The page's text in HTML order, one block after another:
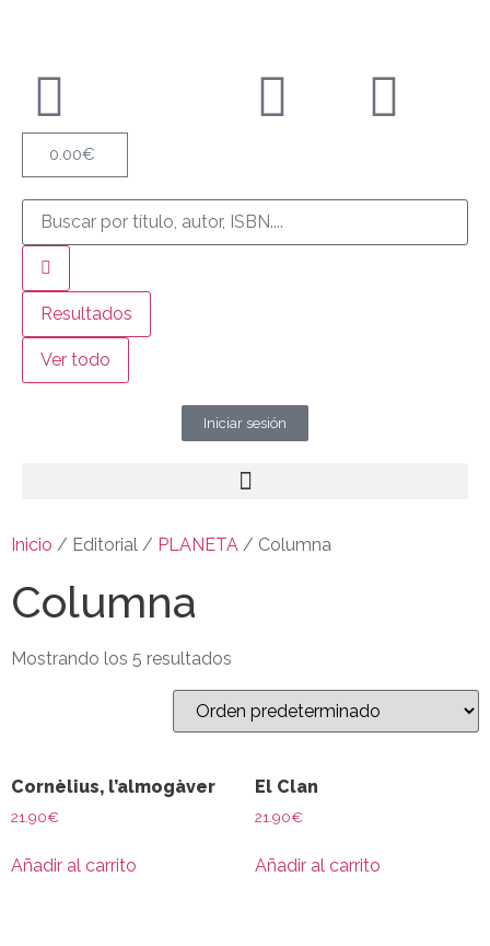
0.00€
Resultados
Ver todo
Iniciar sesión
Inicio / Editorial / PLANETA / Columna
Columna
Mostrando los 5 resultados
Cornèlius, l’almogàver
21.90€
Añadir al carrito
El Clan
21.90€
Añadir al carrito